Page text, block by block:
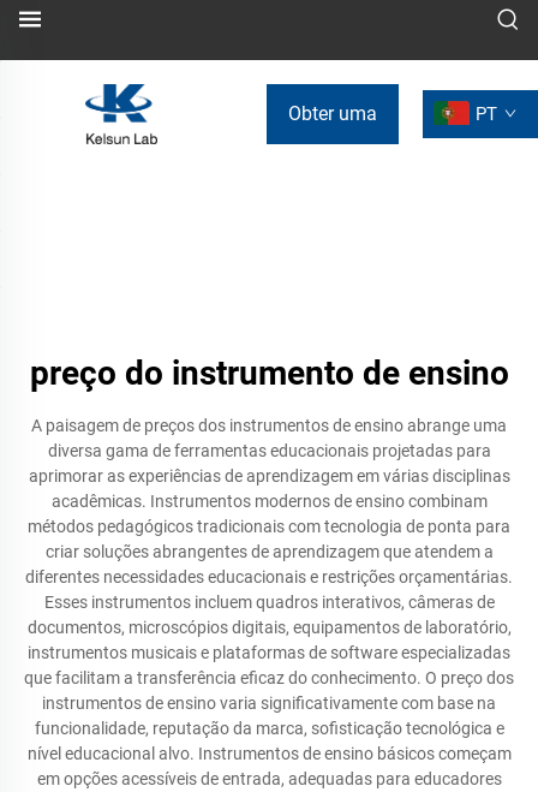
Obter uma PT
preço do instrumento de ensino
A paisagem de preços dos instrumentos de ensino abrange uma
diversa gama de ferramentas educacionais projetadas para
aprimorar as experiências de aprendizagem em várias disciplinas
acadêmicas. Instrumentos modernos de ensino combinam
métodos pedagógicos tradicionais com tecnologia de ponta para
criar soluções abrangentes de aprendizagem que atendem a
diferentes necessidades educacionais e restrições orçamentárias.
Esses instrumentos incluem quadros interativos, câmeras de
documentos, microscópios digitais, equipamentos de laboratório,
instrumentos musicais e plataformas de software especializadas
que facilitam a transferência eficaz do conhecimento. O preço dos
instrumentos de ensino varia significativamente com base na
funcionalidade, reputação da marca, sofisticação tecnológica e
nível educacional alvo. Instrumentos de ensino básicos começam
em opções acessíveis de entrada, adequadas para educadores